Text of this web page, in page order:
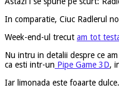
In comparatie, Ciuc Radlerul
Week-end-ul trecut am tot
Nu intru in detalii despre ce
ca esti intr-un Pipe Game 3D,
Iar limonada este foaarte